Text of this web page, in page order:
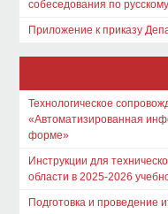
собеседования по
Приложение к приказу
Технологическое
«Автоматизированная
форме»
Инструкции для
области в 2025-2026
Подготовка и проведение